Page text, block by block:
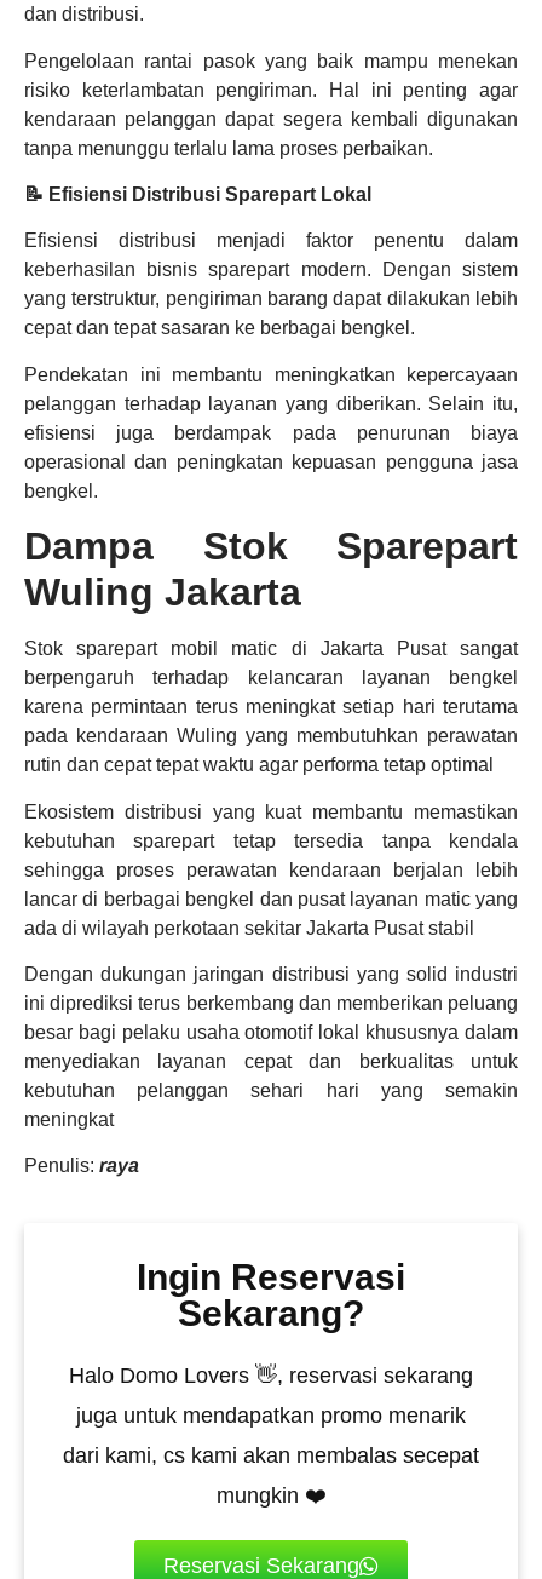
dan distribusi.
Pengelolaan rantai pasok yang baik mampu menekan
risiko keterlambatan pengiriman. Hal ini penting agar
kendaraan pelanggan dapat segera kembali digunakan
tanpa menunggu terlalu lama proses perbaikan.
📝 Efisiensi Distribusi Sparepart Lokal
Efisiensi distribusi menjadi faktor penentu dalam
keberhasilan bisnis sparepart modern. Dengan sistem
yang terstruktur, pengiriman barang dapat dilakukan lebih
cepat dan tepat sasaran ke berbagai bengkel.
Pendekatan ini membantu meningkatkan kepercayaan
pelanggan terhadap layanan yang diberikan. Selain itu,
efisiensi juga berdampak pada penurunan biaya
operasional dan peningkatan kepuasan pengguna jasa
bengkel.
Dampa Stok Sparepart
Wuling Jakarta
Stok sparepart mobil matic di Jakarta Pusat sangat
berpengaruh terhadap kelancaran layanan bengkel
karena permintaan terus meningkat setiap hari terutama
pada kendaraan Wuling yang membutuhkan perawatan
rutin dan cepat tepat waktu agar performa tetap optimal
Ekosistem distribusi yang kuat membantu memastikan
kebutuhan sparepart tetap tersedia tanpa kendala
sehingga proses perawatan kendaraan berjalan lebih
lancar di berbagai bengkel dan pusat layanan matic yang
ada di wilayah perkotaan sekitar Jakarta Pusat stabil
Dengan dukungan jaringan distribusi yang solid industri
ini diprediksi terus berkembang dan memberikan peluang
besar bagi pelaku usaha otomotif lokal khususnya dalam
menyediakan layanan cepat dan berkualitas untuk
kebutuhan pelanggan sehari hari yang semakin
meningkat
Penulis: raya
Ingin Reservasi
Sekarang?
Halo Domo Lovers 👋, reservasi sekarang
juga untuk mendapatkan promo menarik
dari kami, cs kami akan membalas secepat
mungkin ❤️
Reservasi Sekarang